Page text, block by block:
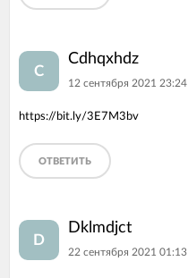
C
Cdhqxhdz
12 сентября 2021 23:24
https://bit.ly/3E7M3bv
ОТВЕТИТЬ
D
Dklmdjct
22 сентября 2021 01:13